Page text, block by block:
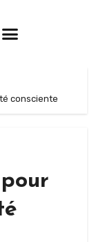
consciente